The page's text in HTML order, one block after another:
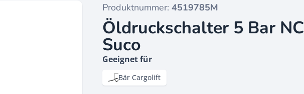
Produktnummer: 4519785M
Öldruckschalter 5 Bar
Suco
Geeignet für
Bär Cargolift